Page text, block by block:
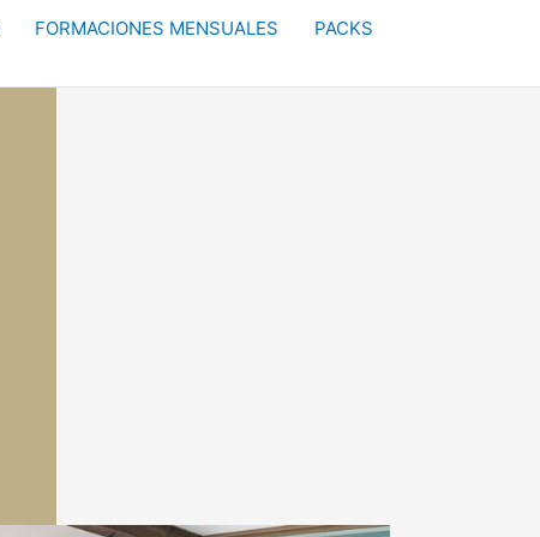
FORMACIONES MENSUALES
PACKS